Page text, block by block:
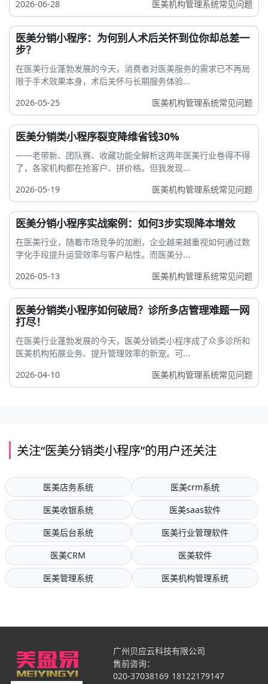
2026-06-28
医美机构管理系统常见问题
医美分销小程序：为何别人术后关怀到位你却总差一
步？
在医美行业蓬勃发展的今天，消费者对医美服务的需求已不再局
限于手术效果本身，术后关怀与长期服务体验...
2026-05-25
医美机构管理系统常见问题
医美分销类小程序裂变降维省钱30%
——老带新、团队赛、收藏功能全解析这两年医美行业卷得不得
了，各家机构都在抢客户、拼价格。但我发现...
2026-05-19
医美机构管理系统常见问题
医美分销小程序实战案例：如何3步实现降本增效
在医美行业，随着市场竞争的加剧，企业越来越重视如何通过数
字化手段提升运营效率与客户粘性。而医美分...
2026-05-13
医美机构管理系统常见问题
医美分销类小程序如何破局？诊所多店管理难题一网
打尽！
在医美行业蓬勃发展的今天，医美分销类小程序成了众多诊所和
医美机构拓展业务、提升管理效率的新宠。可...
2026-04-10
医美机构管理系统常见问题
关注“医美分销类小程序”的用户还关注
医美店务系统
医美crm系统
医美收银系统
医美saas软件
医美后台系统
医美行业管理软件
医美CRM
医美软件
医美管理系统
医美机构管理系统
广州贝应云科技有限公司
售前咨询：
020-37038169 18122179147